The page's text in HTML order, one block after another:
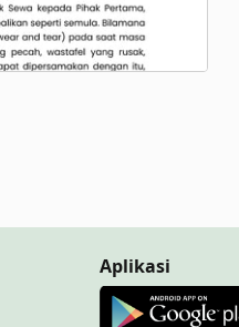
Aplikasi